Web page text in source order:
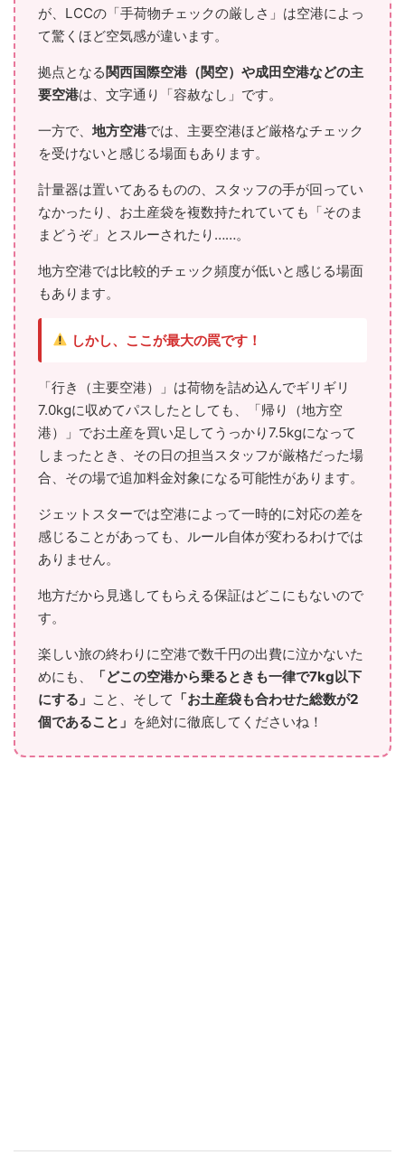
が、LCCの「手荷物チェックの厳しさ」は空港によっ
て驚くほど空気感が違います。
拠点となる関西国際空港（関空）や成田空港などの主
要空港は、文字通り「容赦なし」です。
一方で、 地方空港では、主要空港ほど厳格なチェック
を受けないと感じる場面もあります。
計量器は置いてあるものの、スタッフの手が回ってい
なかったり、お土産袋を複数持たれていても「そのま
まどうぞ」とスルーされたり……。
地方空港では比較的チェック頻度が低いと感じる場面
もあります。
しかし、ここが最大の罠です！
「行き（主要空港）」は荷物を詰め込んでギリギリ
7.0kgに収めてパスしたとしても、「帰り（地方空
港）」でお土産を買い足してうっかり7.5kgになって
しまったとき、その日の担当スタッフが厳格だった場
合、その場で追加料金対象になる可能性があります。
ジェットスターでは空港によって一時的に対応の差を
感じることがあっても、ルール自体が変わるわけでは
ありません。
地方だから見逃してもらえる保証はどこにもないので
す。
楽しい旅の終わりに空港で数千円の出費に泣かないた
めにも、
「どこの空港から乗るときも一律で7kg以下
にする」 こと、そして 「お土産袋も合わせた総数が2
個であること」 を絶対に徹底してくださいね！